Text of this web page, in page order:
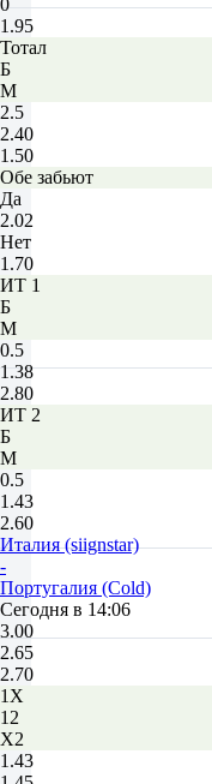
0
1.95
Тотал
Б
М
2.5
2.40
1.50
Обе забьют
Да
2.02
Нет
1.70
ИТ 1
Б
М
0.5
1.38
2.80
ИТ 2
Б
М
0.5
1.43
2.60
Италия (siignstar)
-
Португалия (Cold)
Сегодня в 14:06
3.00
2.65
2.70
1X
12
X2
1.43